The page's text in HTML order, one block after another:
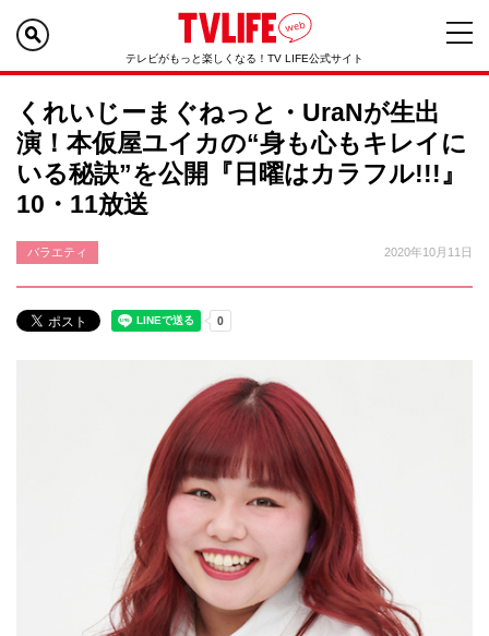
テレビがもっと楽しくなる！TV LIFE公式サイト
くれいじーまぐねっと・UraNが生出
演！本仮屋ユイカの“身も心もキレイに
いる秘訣”を公開『日曜はカラフル!!!』
10・11放送
バラエティ 2020年10月11日